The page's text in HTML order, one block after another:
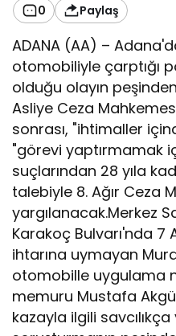
0 Paylaş
ADANA (AA) –
otomobiliyle çarptığı
olduğu olayın
Asliye Ceza
sonrası, "ihtimaller
"görevi yaptırmamak
suçlarından 28 yıla
talebiyle 8. Ağır Ceza
yargılanacak.Merkez
Karakoç Bulvarı'nda 7
ihtarına uymayan
otomobille uygulama
memuru Mustafa
kazayla ilgili